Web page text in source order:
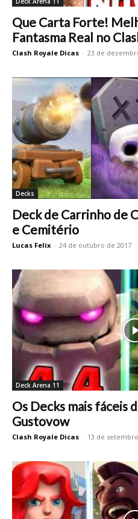
Que Carta Forte!
Fantasma Real no
Clash Royale Dicas - 23 de
Decks
Deck de Carrinho de
e Cemitério
Lucas Felix - 24 de outubro de 2017
Deck Arena 11
Os Decks mais fáceis
Gustovow
Clash Royale Dicas - 13 de